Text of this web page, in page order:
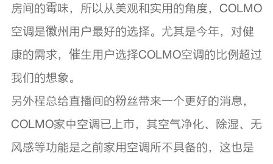
房间的霉味，所以从美观和实用的角度，COLMO
空调是徽州用户最好的选择。尤其是今年，对健
康的需求，催生用户选择COLMO空调的比例超过
我们的想象。
另外程总给直播间的粉丝带来一个更好的消息，
COLMO家中空调已上市，其空气净化、除湿、无
风感等功能是之前家用空调所不具备的，这也是